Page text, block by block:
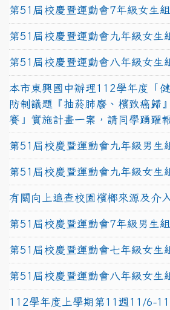
第51屆校慶暨運動會7年級女生
第51屆校慶暨運動會九年級女生
第51屆校慶暨運動會八年級女生
本市東興國中辦理112學年度「
防制議題『抽菸肺廢、檳致癌歸
賽」實施計畫一案，請同學踴躍
第51屆校慶暨運動會九年級男生
第51屆校慶暨運動會九年級女生
有關向上追查校園檳榔來源及介
第51屆校慶暨運動會7年級男生
第51屆校慶暨運動會七年級女生
第51屆校慶暨運動會八年級女生
112學年度上學期第11週11/6-